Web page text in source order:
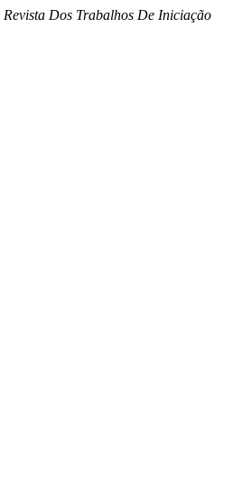
Revista Dos Trabalhos De Iniciação